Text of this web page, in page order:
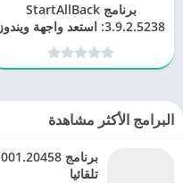
برنامج StartAllBack
3.9.2.5238: استعد واجهة ويندوز
الكلاسيكية
البرامج الأكثر مشاهدة
تلقائيا